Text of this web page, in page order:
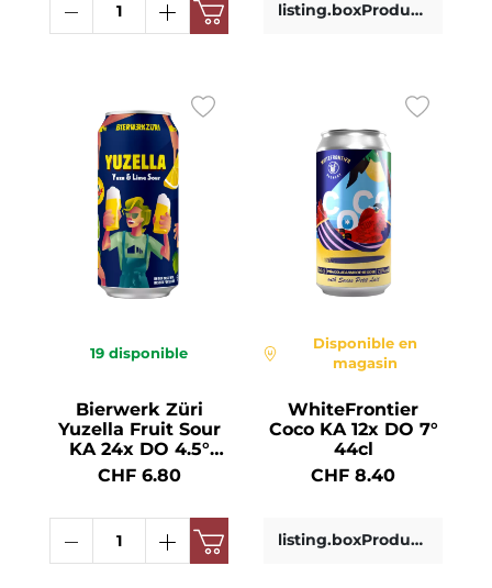
listing.boxProductDetails
19 disponible
Bierwerk Züri
Yuzella Fruit Sour
KA 24x DO 4.5°
44cl
CHF 6.80
Disponible en
magasin
WhiteFrontier
Coco KA 12x DO 7°
44cl
CHF 8.40
listing.boxProductDetails